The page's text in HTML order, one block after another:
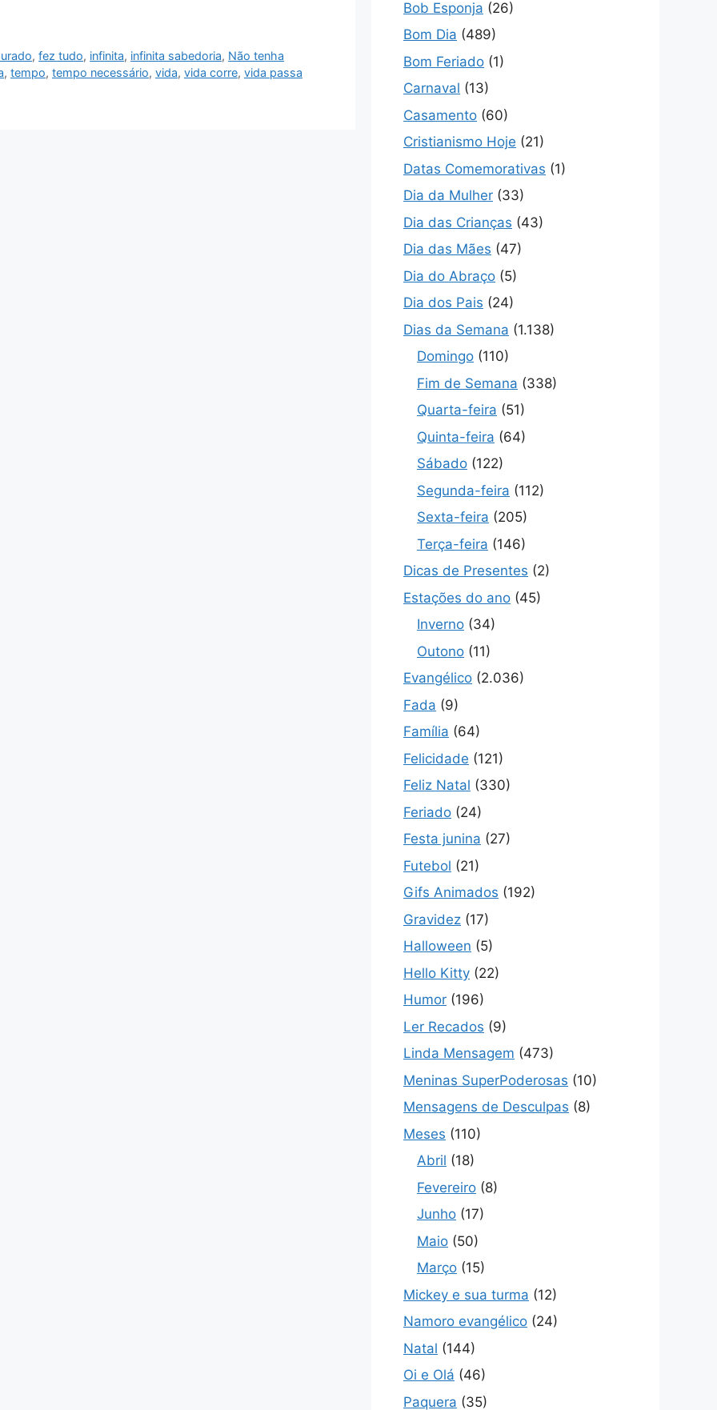
,fez tudo, infinita, infinita sabedoria, Não tenha
, tempo, tempo necessário, vida, vida corre, vida passa
Bob Esponja (26)
Bom Dia (489)
Bom Feriado (1)
Carnaval (13)
Casamento (60)
Cristianismo Hoje (21)
Datas Comemorativas (1)
Dia da Mulher (33)
Dia das Crianças (43)
Dia das Mães (47)
Dia do Abraço (5)
Dia dos Pais (24)
Dias da Semana (1.138)
Domingo (110)
Fim de Semana (338)
Quarta-feira (51)
Quinta-feira (64)
Sábado (122)
Segunda-feira (112)
Sexta-feira (205)
Terça-feira (146)
Dicas de Presentes (2)
Estações do ano (45)
Inverno (34)
Outono (11)
Evangélico (2.036)
Fada (9)
Família (64)
Felicidade (121)
Feliz Natal (330)
Feriado (24)
Festa junina (27)
Futebol (21)
Gifs Animados (192)
Gravidez (17)
Halloween (5)
Hello Kitty (22)
Humor (196)
Ler Recados (9)
Linda Mensagem (473)
Meninas SuperPoderosas (10)
Mensagens de Desculpas (8)
Meses (110)
Abril (18)
Fevereiro (8)
Junho (17)
Maio (50)
Março (15)
Mickey e sua turma (12)
Namoro evangélico (24)
Natal (144)
Oi e Olá (46)
Paquera (35)